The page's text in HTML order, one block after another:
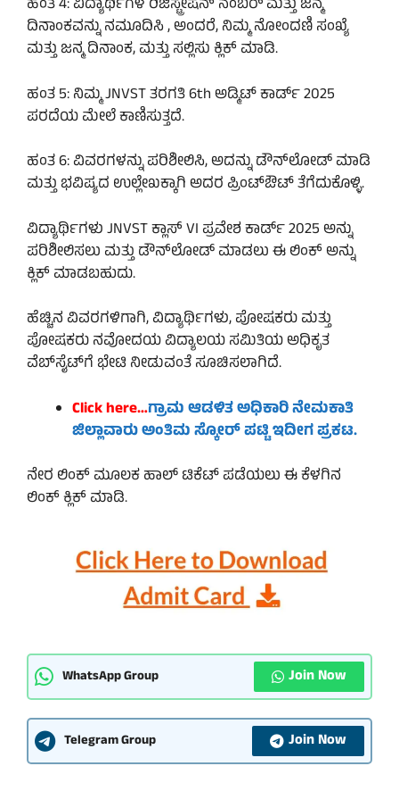
ಹಂತ 4: ವಿದ್ಯಾರ್ಥಿಗಳ ರಿಜಿಸ್ಟ್ರೇಷನ್ ನಂಬರ್ ಮತ್ತು ಜನ್ಮ
ದಿನಾಂಕವನ್ನು ನಮೂದಿಸಿ , ಅಂದರೆ, ನಿಮ್ಮ ನೋಂದಣಿ ಸಂಖ್ಯೆ
ಮತ್ತು ಜನ್ಮ ದಿನಾಂಕ, ಮತ್ತು ಸಲ್ಲಿಸು ಕ್ಲಿಕ್ ಮಾಡಿ.
ಹಂತ 5: ನಿಮ್ಮ JNVST ತರಗತಿ 6th ಅಡ್ಮಿಟ್ ಕಾರ್ಡ್ 2025
ಪರದೆಯ ಮೇಲೆ ಕಾಣಿಸುತ್ತದೆ.
ಹಂತ 6: ವಿವರಗಳನ್ನು ಪರಿಶೀಲಿಸಿ, ಅದನ್ನು ಡೌನ್‌ಲೋಡ್ ಮಾಡಿ
ಮತ್ತು ಭವಿಷ್ಯದ ಉಲ್ಲೇಖಕ್ಕಾಗಿ ಅದರ ಪ್ರಿಂಟ್‌ಔಟ್ ತೆಗೆದುಕೊಳ್ಳಿ.
ವಿದ್ಯಾರ್ಥಿಗಳು JNVST ಕ್ಲಾಸ್ VI ಪ್ರವೇಶ ಕಾರ್ಡ್ 2025 ಅನ್ನು
ಪರಿಶೀಲಿಸಲು ಮತ್ತು ಡೌನ್‌ಲೋಡ್ ಮಾಡಲು ಈ ಲಿಂಕ್ ಅನ್ನು
ಕ್ಲಿಕ್ ಮಾಡಬಹುದು.
ಹೆಚ್ಚಿನ ವಿವರಗಳಿಗಾಗಿ, ವಿದ್ಯಾರ್ಥಿಗಳು, ಪೋಷಕರು ಮತ್ತು
ಪೋಷಕರು ನವೋದಯ ವಿದ್ಯಾಲಯ ಸಮಿತಿಯ ಅಧಿಕೃತ
ವೆಬ್‌ಸೈಟ್‌ಗೆ ಭೇಟಿ ನೀಡುವಂತೆ ಸೂಚಿಸಲಾಗಿದೆ.
Click here…ಗ್ರಾಮ ಆಡಳಿತ ಅಧಿಕಾರಿ ನೇಮಕಾತಿ
ಜಿಲ್ಲಾವಾರು ಅಂತಿಮ ಸ್ಕೋರ್ ಪಟ್ಟಿ ಇದೀಗ ಪ್ರಕಟ.
ನೇರ ಲಿಂಕ್ ಮೂಲಕ ಹಾಲ್ ಟಿಕೆಟ್ ಪಡೆಯಲು ಈ ಕೆಳಗಿನ
ಲಿಂಕ್ ಕ್ಲಿಕ್ ಮಾಡಿ.
WhatsApp Group Join Now
Telegram Group Join Now